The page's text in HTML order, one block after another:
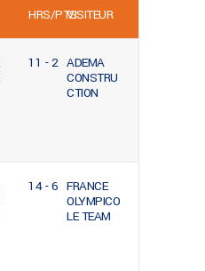
HRS/PTSVISITEUR
11 - 2 ADEMA
CONSTRU
CTION
14 - 6 FRANCE
OLYMPICO
LE TEAM